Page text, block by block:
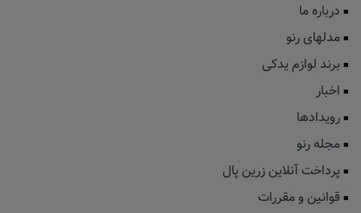
درباره ما
مدلهای رنو
برند لوازم یدکی
اخبار
رویدادها
مجله رنو
پرداخت آنلاین زرین پال
قوانین و مقررات